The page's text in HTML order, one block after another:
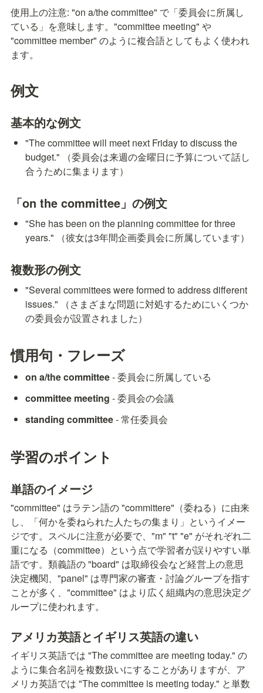
使用上の注意: "on a/the committee" で「委員会に所属し
ている」を意味します。"committee meeting" や
"committee member" のように複合語としてもよく使われ
ます。
例文
基本的な例文
"The committee will meet next Friday to discuss the
budget." （委員会は来週の金曜日に予算について話し
合うために集まります）
「on the committee」の例文
"She has been on the planning committee for three
years." （彼女は3年間企画委員会に所属しています）
複数形の例文
"Several committees were formed to address different
issues." （さまざまな問題に対処するためにいくつか
の委員会が設置されました）
慣用句・フレーズ
on a/the committee - 委員会に所属している
committee meeting - 委員会の会議
standing committee - 常任委員会
学習のポイント
単語のイメージ
"committee" はラテン語の "committere"（委ねる）に由来
し、「何かを委ねられた人たちの集まり」というイメー
ジです。スペルに注意が必要で、"m" "t" "e" がそれぞれ二
重になる（committee）という点で学習者が誤りやすい単
語です。類義語の "board" は取締役会など経営上の意思
決定機関、"panel" は専門家の審査・討論グループを指す
ことが多く、"committee" はより広く組織内の意思決定グ
ループに使われます。
アメリカ英語とイギリス英語の違い
イギリス英語では "The committee are meeting today." の
ように集合名詞を複数扱いにすることがありますが、ア
メリカ英語では "The committee is meeting today." と単数